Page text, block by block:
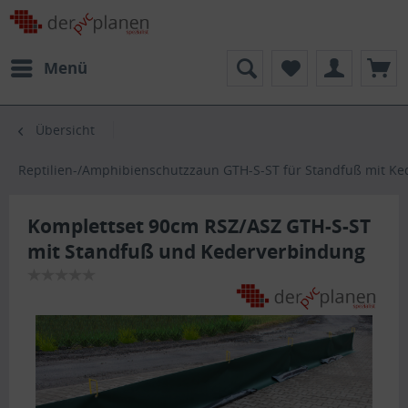
Menü
Übersicht
Reptilien-/Amphibienschutzzaun GTH-S-ST für Standfuß mit
Komplettset 90cm RSZ/ASZ GTH-S-ST
mit Standfuß und Kederverbindung